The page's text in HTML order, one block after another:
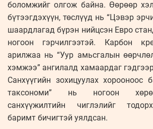
боломжийг олгож байна. Өөрөөр
бүтээгдэхүүн, төслүүд нь “Цэвэр
шаардлагад бүрэн нийцсэн Евро
ногоон гэрчилгээтэй. Карбон
арилжаа нь “Уур амьсгалын
хэмжээ” ангилалд хамаардаг
Санхүүгийн зохицуулах хорооноос
таксономи” нь ногоон
санхүүжилтийн чиглэлийг
баримт бичигтэй уялдсан.